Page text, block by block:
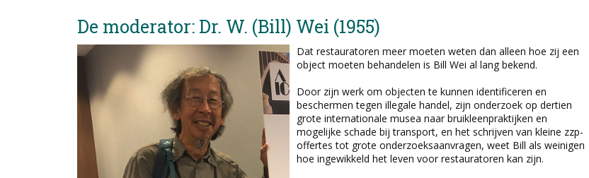
De moderator: Dr. W. (Bill) Wei (1955)
Dat restauratoren meer moeten weten dan alleen hoe zij een
object moeten behandelen is Bill Wei al lang bekend.
Door zijn werk om objecten te kunnen identificeren en
beschermen tegen illegale handel, zijn onderzoek op dertien
grote internationale musea naar bruikleenpraktijken en
mogelijke schade bij transport, en het schrijven van kleine zzp-
offertes tot grote onderzoeksaanvragen, weet Bill als weinigen
hoe ingewikkeld het leven voor restauratoren kan zijn.